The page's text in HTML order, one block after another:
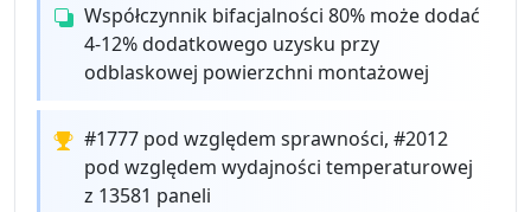
Współczynnik bifacjalności 80% może dodać
4-12% dodatkowego uzysku przy
odblaskowej powierzchni montażowej
#1777 pod względem sprawności, #2012
pod względem wydajności temperaturowej
z 13581 paneli